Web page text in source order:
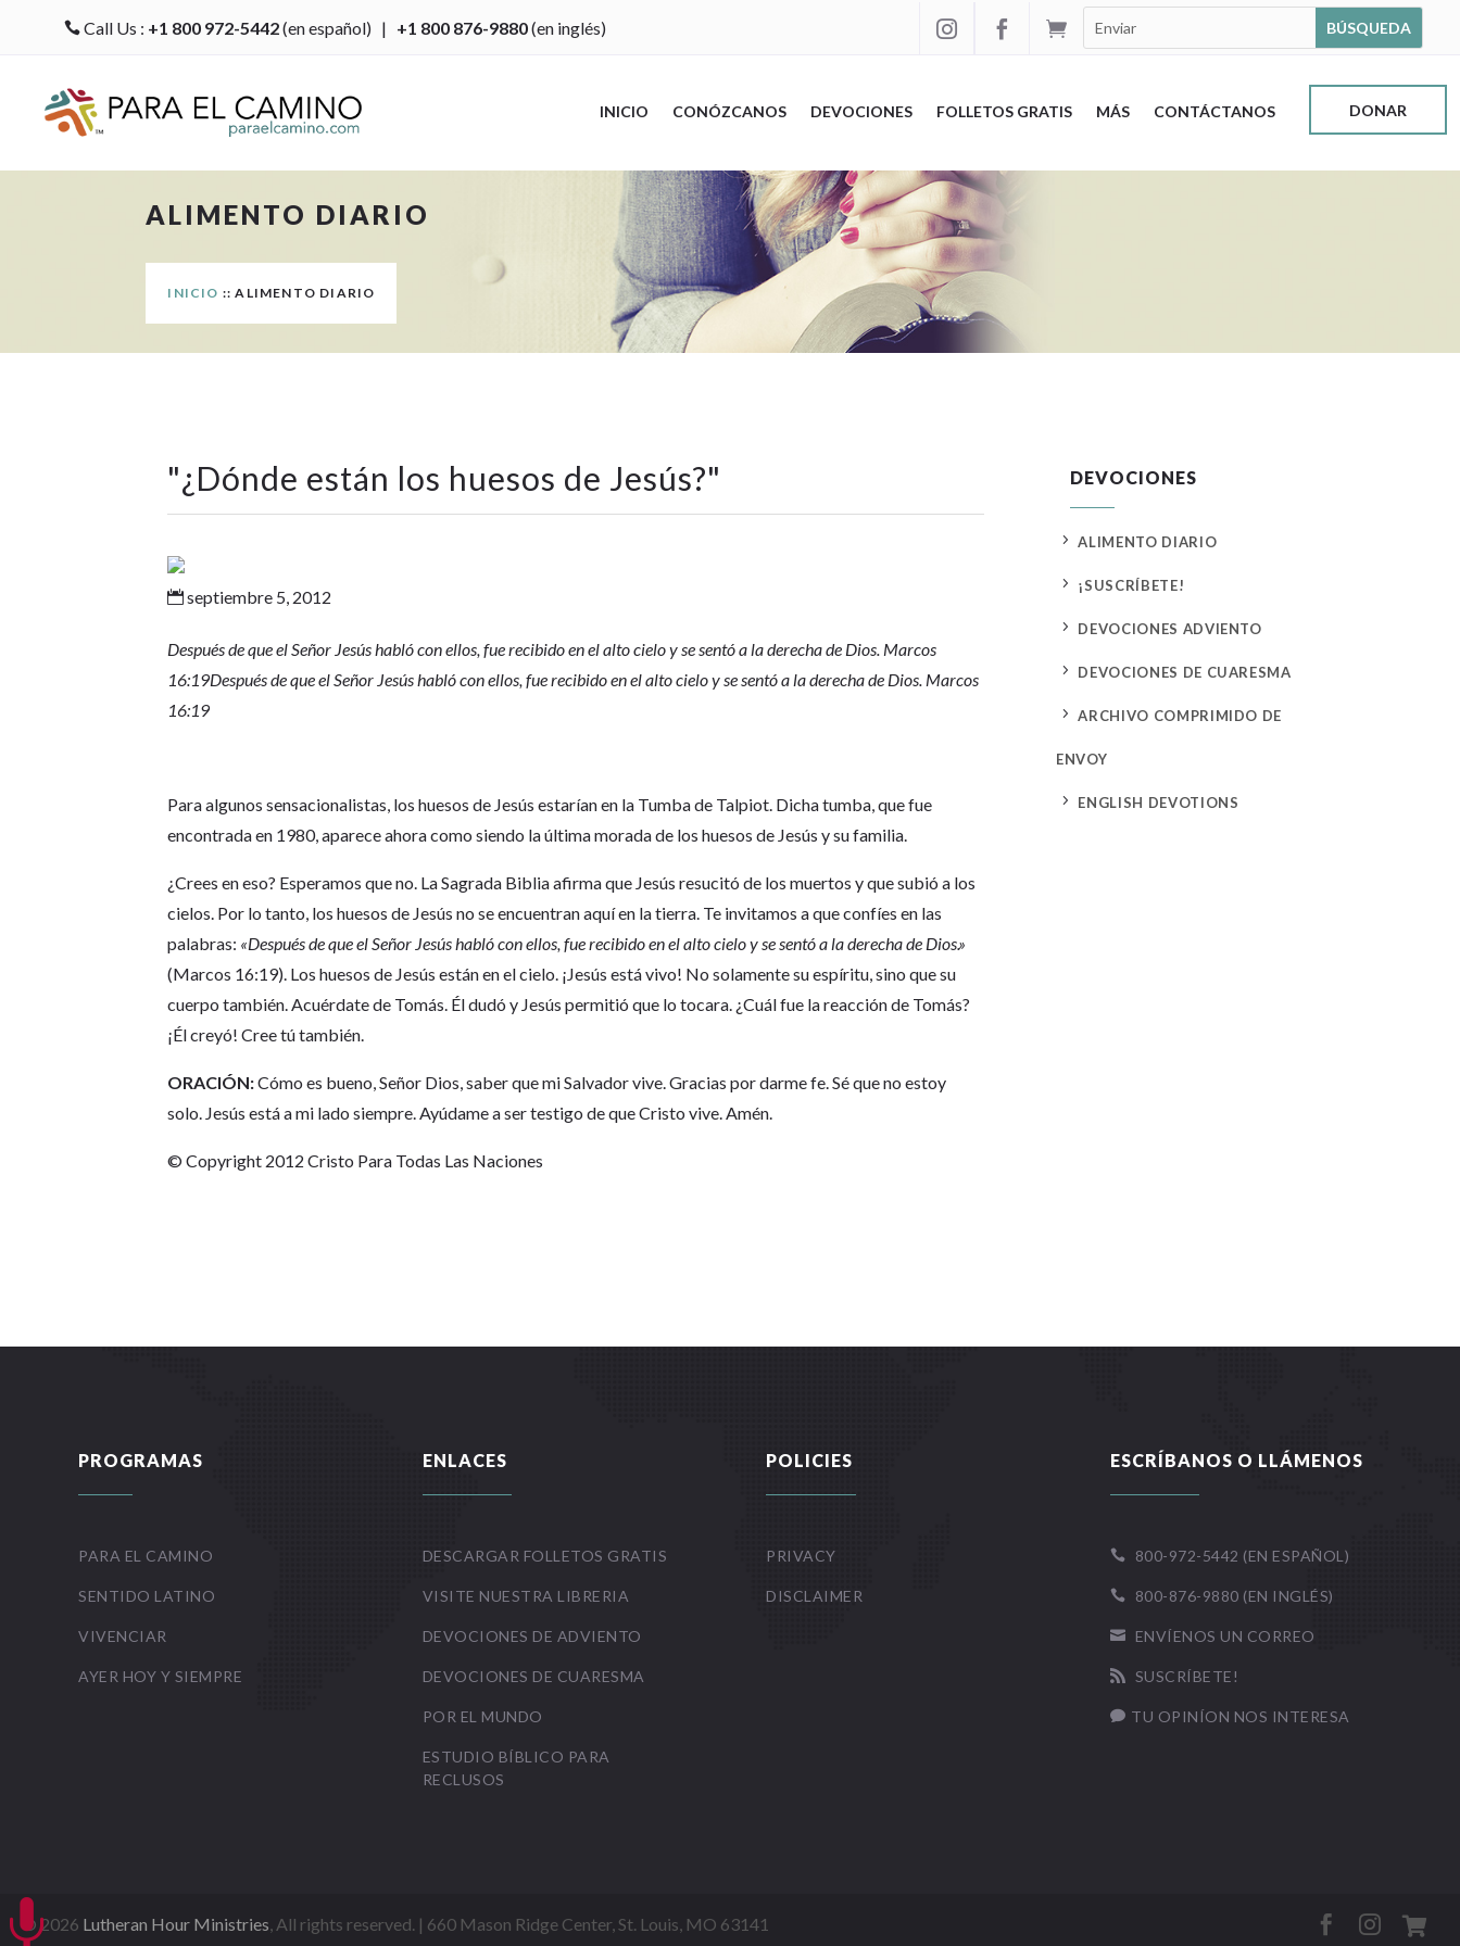
Call Us : +1 800 972-5442(en español) | +1 800 876-9880(en inglés) 


INICIO CONÓZCANOS DEVOCIONES FOLLETOS GRATIS MÁS CONTÁCTANOS DONAR
ALIMENTO DIARIO
INICIO :: ALIMENTO DIARIO
"¿Dónde están los huesos de Jesús?"
 septiembre 5, 2012
Después de que el Señor Jesús habló con ellos, fue recibido en el alto cielo y se sentó a la derecha de Dios. Marcos
16:19Después de que el Señor Jesús habló con ellos, fue recibido en el alto cielo y se sentó a la derecha de Dios. Marcos
16:19
Para algunos sensacionalistas, los huesos de Jesús estarían en la Tumba de Talpiot. Dicha tumba, que fue
encontrada en 1980, aparece ahora como siendo la última morada de los huesos de Jesús y su familia.
¿Crees en eso? Esperamos que no. La Sagrada Biblia afirma que Jesús resucitó de los muertos y que subió a los
cielos. Por lo tanto, los huesos de Jesús no se encuentran aquí en la tierra. Te invitamos a que confíes en las
palabras: «Después de que el Señor Jesús habló con ellos, fue recibido en el alto cielo y se sentó a la derecha de Dios.»
(Marcos 16:19). Los huesos de Jesús están en el cielo. ¡Jesús está vivo! No solamente su espíritu, sino que su
cuerpo también. Acuérdate de Tomás. Él dudó y Jesús permitió que lo tocara. ¿Cuál fue la reacción de Tomás?
¡Él creyó! Cree tú también.
ORACIÓN:Cómo es bueno, Señor Dios, saber que mi Salvador vive. Gracias por darme fe. Sé que no estoy
solo. Jesús está a mi lado siempre. Ayúdame a ser testigo de que Cristo vive. Amén.
© Copyright 2012 Cristo Para Todas Las Naciones
DEVOCIONES
5 ALIMENTO DIARIO
5 ¡SUSCRÍBETE!
5 DEVOCIONES ADVIENTO
5 DEVOCIONES DE CUARESMA
5 ARCHIVO COMPRIMIDO DE
ENVOY
5 ENGLISH DEVOTIONS
PROGRAMAS
PARA EL CAMINO
SENTIDO LATINO
VIVENCIAR
AYER HOY Y SIEMPRE
ENLACES
DESCARGAR FOLLETOS GRATIS
VISITE NUESTRA LIBRERIA
DEVOCIONES DE ADVIENTO
DEVOCIONES DE CUARESMA
POR EL MUNDO
ESTUDIO BÍBLICO PARA
RECLUSOS
POLICIES
PRIVACY
DISCLAIMER
ESCRÍBANOS O LLÁMENOS
 800-972-5442 (EN ESPAÑOL)
 800-876-9880 (EN INGLÉS)
 ENVÍENOS UN CORREO
 SUSCRÍBETE!
 TU OPINÍON NOS INTERESA
©2026 Lutheran Hour Ministries , All rights reserved. | 660 Mason Ridge Center, St. Louis, MO 63141 


